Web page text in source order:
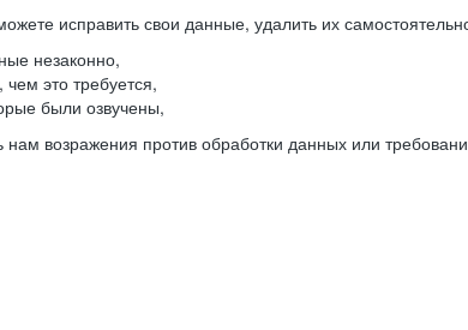
исправить свои данные, удалить их
незаконно,
это требуется,
были озвучены,
возражения против обработки данных или